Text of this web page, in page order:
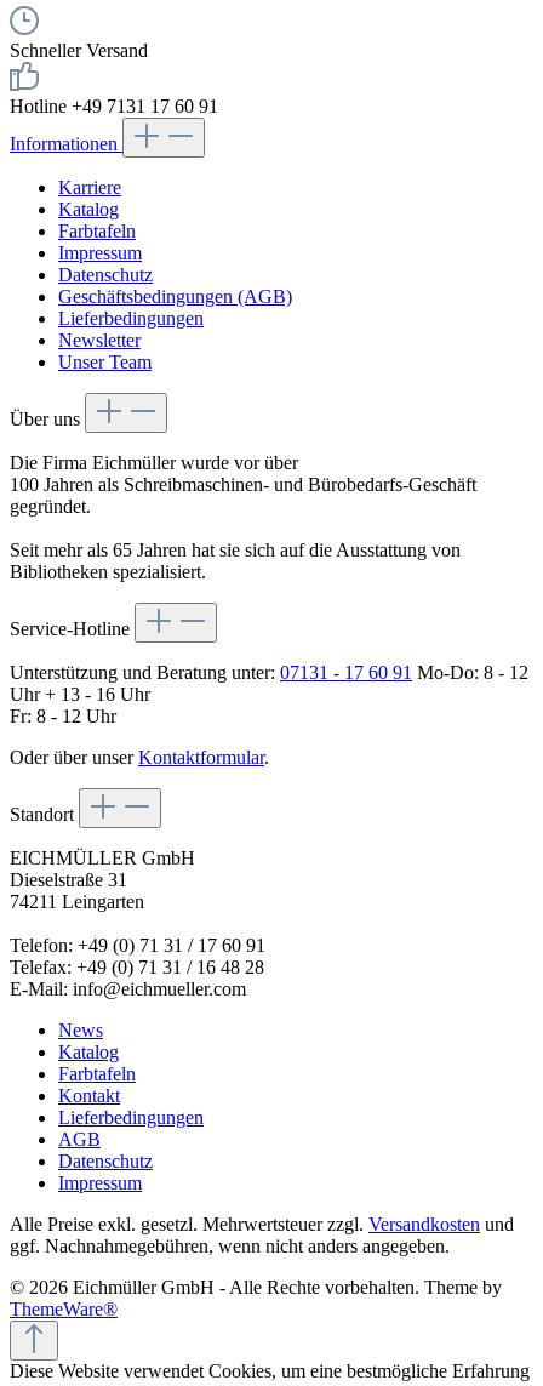
Schneller Versand
Hotline +49 7131 17 60 91
Informationen
Karriere
Katalog
Farbtafeln
Impressum
Datenschutz
Geschäftsbedingungen (AGB)
Lieferbedingungen
Newsletter
Unser Team
Über uns
Die Firma Eichmüller wurde vor über
100 Jahren als Schreibmaschinen- und Bürobedarfs-Geschäft
gegründet.
Seit mehr als 65 Jahren hat sie sich auf die Ausstattung von
Bibliotheken spezialisiert.
Service-Hotline
Unterstützung und Beratung unter: 07131 - 17 60 91 Mo-Do: 8 - 12
Uhr + 13 - 16 Uhr
Fr: 8 - 12 Uhr
Oder über unserKontaktformular.
Standort
EICHMÜLLER GmbH
Dieselstraße 31
74211 Leingarten
Telefon: +49 (0) 71 31 / 17 60 91
Telefax: +49 (0) 71 31 / 16 48 28
E-Mail: info@eichmueller.com
News
Katalog
Farbtafeln
Kontakt
Lieferbedingungen
AGB
Datenschutz
Impressum
Alle Preise exkl. gesetzl. Mehrwertsteuer zzgl. Versandkosten und
ggf. Nachnahmegebühren, wenn nicht anders angegeben.
© 2026 Eichmüller GmbH - Alle Rechte vorbehalten. Theme by
ThemeWare®
Diese Website verwendet Cookies, um eine bestmögliche Erfahrung